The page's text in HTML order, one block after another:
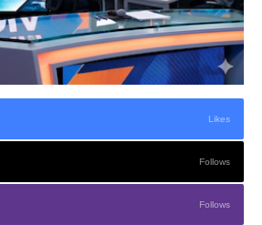
Likes
Follows
Follows